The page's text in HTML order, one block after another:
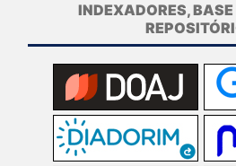
INDEXADORES, BASE